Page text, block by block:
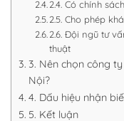
2.4. Có chính
2.5. Cho phép
2.6. Đội ngũ tư
thuật
3. Nên chọn công
Nội?
4. Dấu hiệu nhận
5. Kết luận